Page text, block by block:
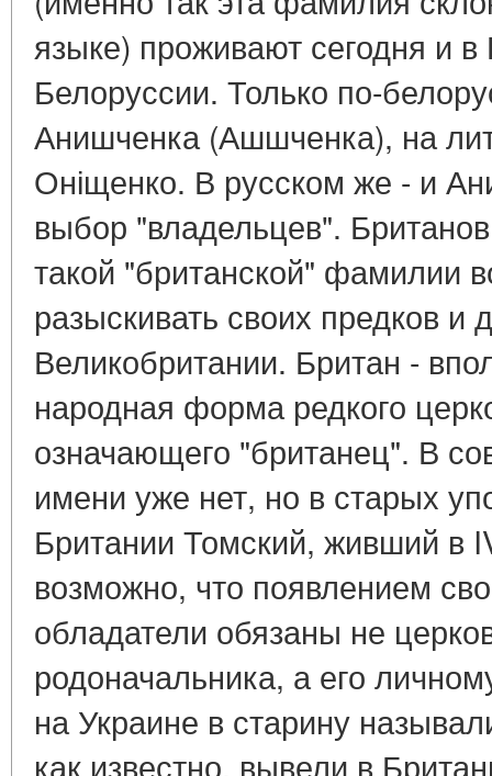
языке) проживают сегодня и
Белоруссии. Только по-
Анишченка (Ашшченка), на
Оніщенко. В русском же - и
выбор "владельцев".
такой "британской" фамилии
разыскивать своих предков и
Великобритании. Британ -
народная форма редкого
означающего "британец". В
имени уже нет, но в старых
Британии Томский, живший в
возможно, что появлением
обладатели обязаны не
родоначальника, а его
на Украине в старину
как известно, вывели в